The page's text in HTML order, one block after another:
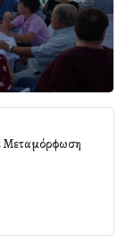
Μεταμόρφωση